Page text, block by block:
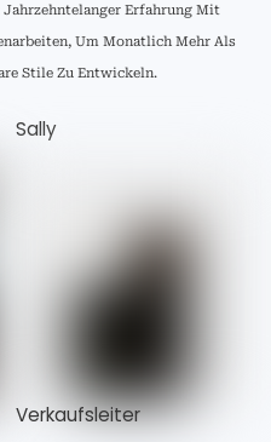
Erfahrung Mit
Um Monatlich Mehr Als
Stile Zu Entwickeln.
Sally
Verkaufsleiter